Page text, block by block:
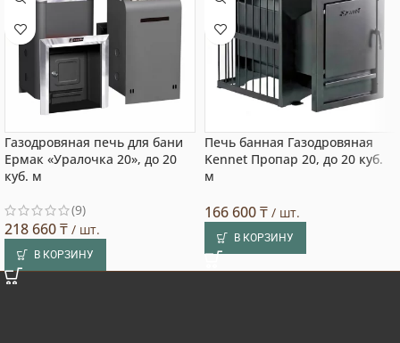
Газодровяная печь для бани
Ермак «Уралочка 20», до 20
куб. м
(9)
218 660₸ / шт.
В КОРЗИНУ
Печь банная Газодровяная
Kennet Пропар 20, до 20 куб.
м
166 600₸ / шт.
В КОРЗИНУ